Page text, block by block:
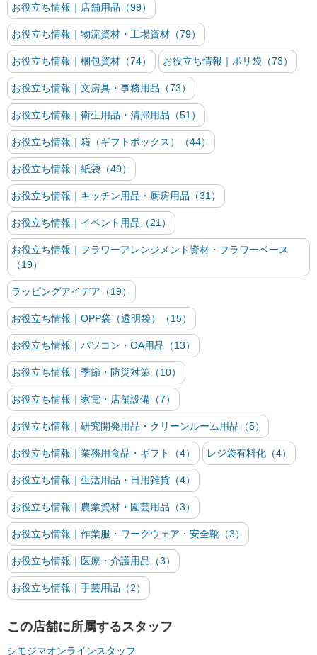
お役立ち情報｜店舗用品（99）
お役立ち情報｜物流資材・工場資材（79）
お役立ち情報｜梱包資材（74） お役立ち情報｜ポリ袋（73）
お役立ち情報｜文房具・事務用品（73）
お役立ち情報｜衛生用品・清掃用品（51）
お役立ち情報｜箱（ギフトボックス）（44）
お役立ち情報｜紙袋（40）
お役立ち情報｜キッチン用品・厨房用品（31）
お役立ち情報｜イベント用品（21）
お役立ち情報｜フラワーアレンジメント資材・フラワーベース
（19）
ラッピングアイデア（19）
お役立ち情報｜OPP袋（透明袋）（15）
お役立ち情報｜パソコン・OA用品（13）
お役立ち情報｜季節・防災対策（10）
お役立ち情報｜家電・店舗設備（7）
お役立ち情報｜研究開発用品・クリーンルーム用品（5）
お役立ち情報｜業務用食品・ギフト（4） レジ袋有料化（4）
お役立ち情報｜生活用品・日用雑貨（4）
お役立ち情報｜農業資材・園芸用品（3）
お役立ち情報｜作業服・ワークウェア・安全靴（3）
お役立ち情報｜医療・介護用品（3）
お役立ち情報｜手芸用品（2）
この店舗に所属するスタッフ
シモジマオンラインスタッフ